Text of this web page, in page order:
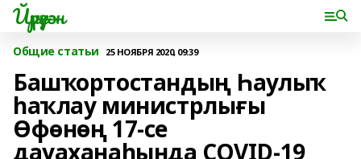
Йүрүҙән
Общие статьи 25 НОЯБРЯ 2020, 09:39
Башҡортостандың Һаулыҡ
һаҡлау министрлығы
Өфөнөң 17-се
дауаханаһында COVID-19